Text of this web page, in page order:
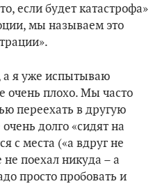
если будет катастрофа»
мы называем это
а я уже испытываю
очень плохо. Мы часто
переехать в другую
долго «сидят на
с места («а вдруг не
поехал никуда – а
просто пробовать и